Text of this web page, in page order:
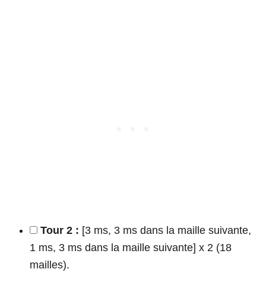
Tour 2 : [3 ms, 3 ms dans la maille suivante,
1 ms, 3 ms dans la maille suivante] x 2 (18
mailles).